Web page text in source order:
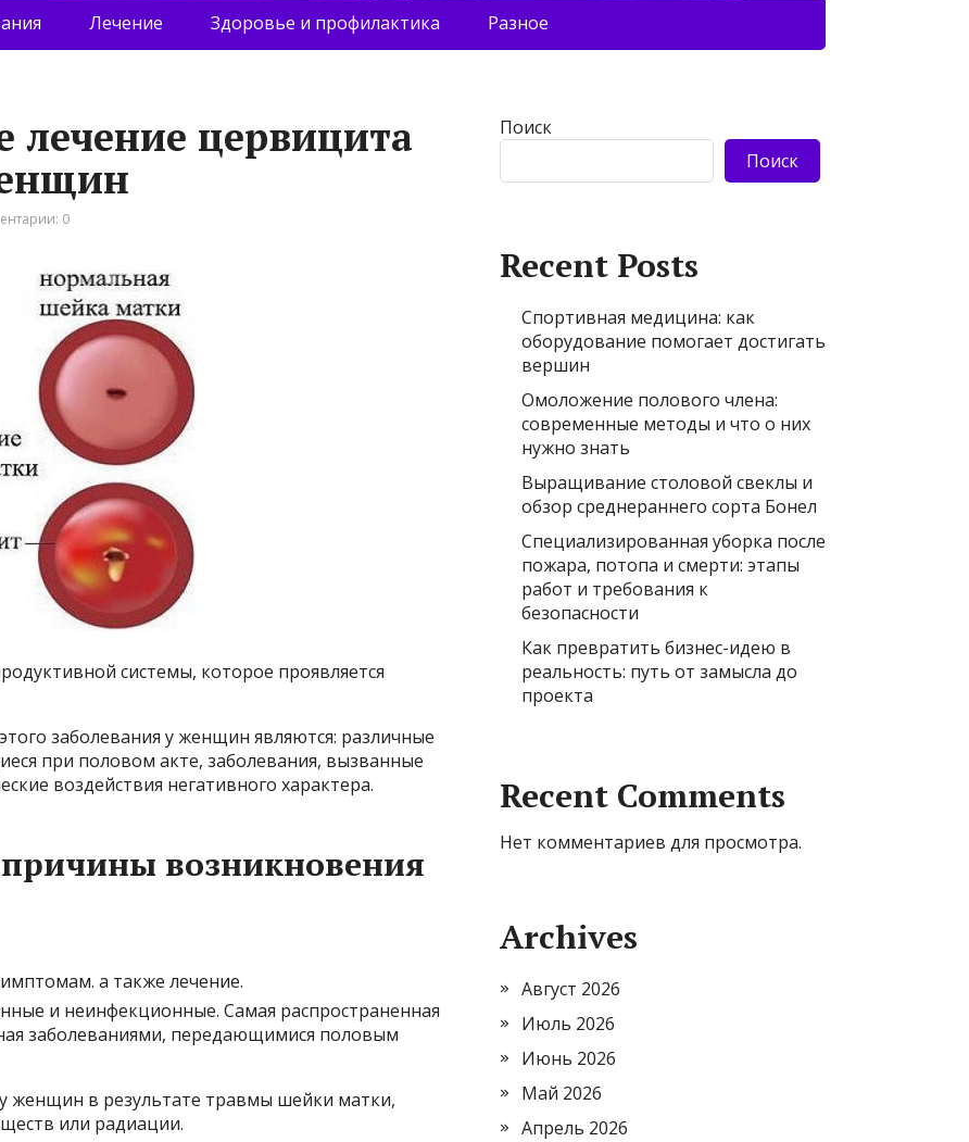
Лечение Здоровье и профилактика Разное
лечение цервицита
0
системы, которое проявляется
заболевания у женщин являются: различные
при половом акте, заболевания, вызванные
воздействия негативного характера.
возникновения
а также лечение.
и неинфекционные. Самая распространенная
заболеваниями, передающимися половым
женщин в результате травмы шейки матки,
или радиации.
Поиск
Поиск
Recent Posts
Спортивная медицина: как
оборудование помогает достигать
вершин
Омоложение полового члена:
современные методы и что о них
нужно знать
Выращивание столовой свеклы и
обзор среднераннего сорта Бонел
Специализированная уборка после
пожара, потопа и смерти: этапы
работ и требования к
безопасности
Как превратить бизнес-идею в
реальность: путь от замысла до
проекта
Recent Comments
Нет комментариев для просмотра.
Archives
Август 2026
Июль 2026
Июнь 2026
Май 2026
Апрель 2026